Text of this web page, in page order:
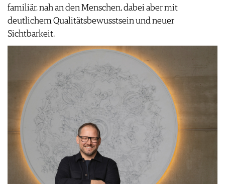
familiär, nah an den Menschen, dabei aber mit
deutlichem Qualitätsbewusstsein und neuer
Sichtbarkeit.